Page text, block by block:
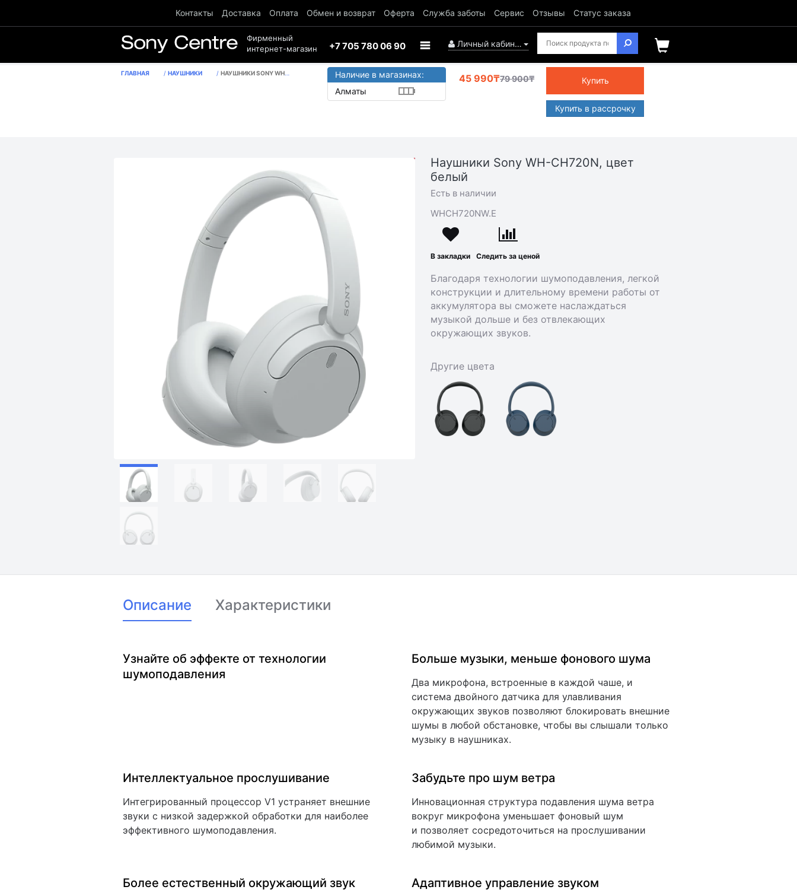
Контакты Доставка Оплата Обмен и возврат Оферта Служба заботы Сервис Отзывы Статус заказа
Фирменный
интернет-магазин
+7 705 780 06 90 Личный кабинет
ГЛАВНАЯ НАУШНИКИ НАУШНИКИ SONY WH-CH720N, ЦВЕТ БЕЛЫЙ
Наличие в магазинах:
Алматы
45 990₸79 900₸ Купить
Купить в рассрочку
Наушники Sony WH-CH720N, цвет
белый
Есть в наличии
WHCH720NW.E
В закладки Следить за ценой
Благодаря технологии шумоподавления, легкой
конструкции и длительному времени работы от
аккумулятора вы сможете наслаждаться
музыкой дольше и без отвлекающих
окружающих звуков.
Другие цвета
Описание Характеристики
Узнайте об эффекте от технологии
шумоподавления
Больше музыки, меньше фонового шума
Два микрофона, встроенные в каждой чаше, и
система двойного датчика для улавливания
окружающих звуков позволяют блокировать внешние
шумы в любой обстановке, чтобы вы слышали только
музыку в наушниках.
Интеллектуальное прослушивание
Интегрированный процессор V1 устраняет внешние
звуки с низкой задержкой обработки для наиболее
эффективного шумоподавления.
Забудьте про шум ветра
Инновационная структура подавления шума ветра
вокруг микрофона уменьшает фоновый шум
и позволяет сосредоточиться на прослушивании
любимой музыки.
Более естественный окружающий звук Адаптивное управление звуком